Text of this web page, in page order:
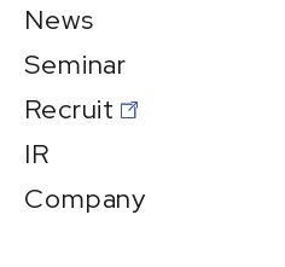
News
Seminar
Recruit
IR
Company